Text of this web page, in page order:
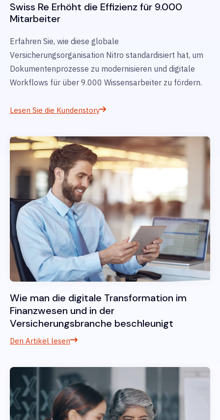
Swiss Re Erhöht die Effizienz für 9.000
Mitarbeiter
Erfahren Sie, wie diese globale
Versicherungsorganisation Nitro standardisiert hat, um
Dokumentenprozesse zu modernisieren und digitale
Workflows für über 9.000 Wissensarbeiter zu fördern.
Lesen Sie die Kundenstory
Wie man die digitale Transformation im
Finanzwesen und in der
Versicherungsbranche beschleunigt
Den Artikel lesen